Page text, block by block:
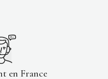
en France